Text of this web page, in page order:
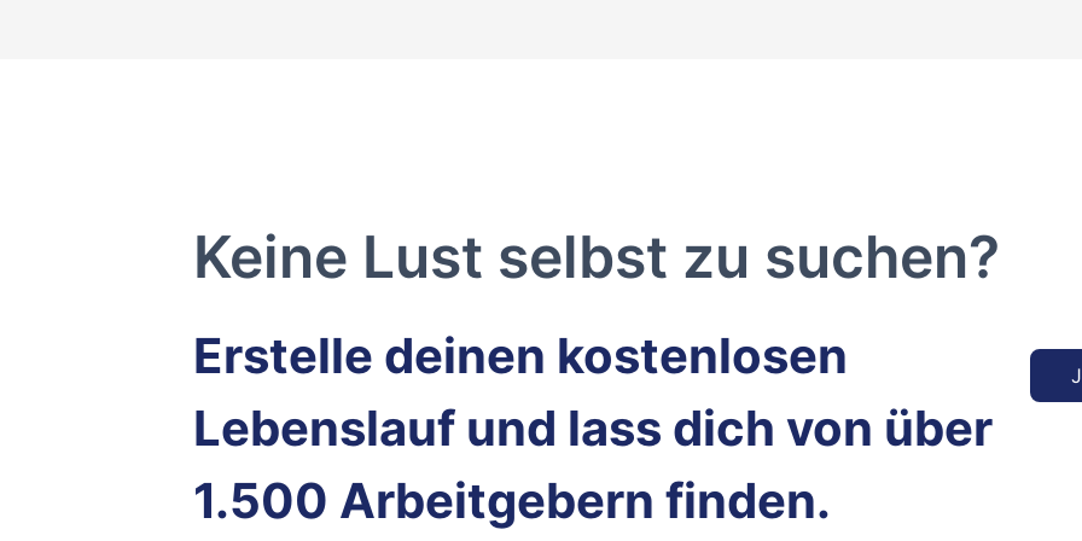
Keine Lust selbst zu suchen?
Erstelle deinen kostenlosen
Lebenslauf und lass dich von über
1.500 Arbeitgebern finden.